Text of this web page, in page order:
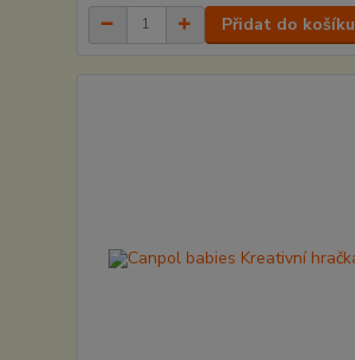
Přidat do košíku